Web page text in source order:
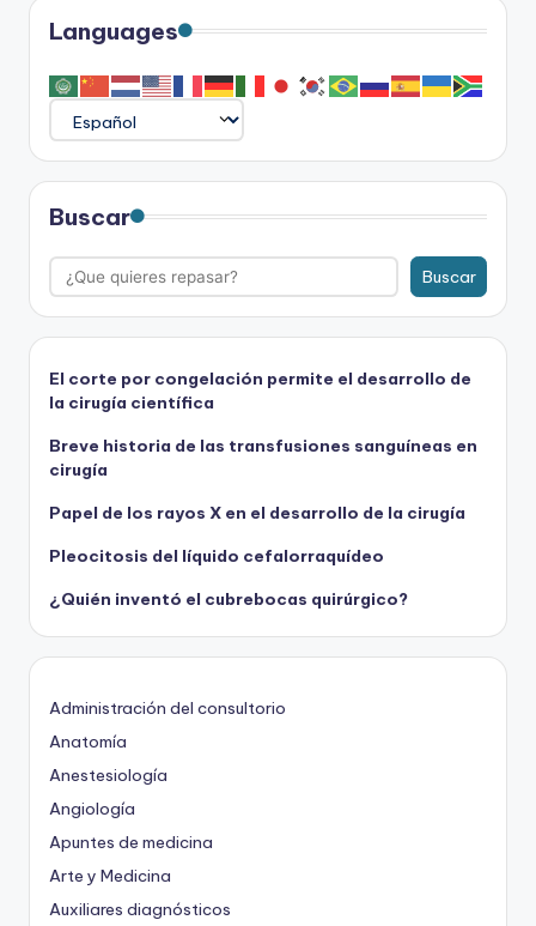
Languages
Buscar
Buscar
El corte por congelación permite el desarrollo de
la cirugía científica
Breve historia de las transfusiones sanguíneas en
cirugía
Papel de los rayos X en el desarrollo de la cirugía
Pleocitosis del líquido cefalorraquídeo
¿Quién inventó el cubrebocas quirúrgico?
Administración del consultorio
Anatomía
Anestesiología
Angiología
Apuntes de medicina
Arte y Medicina
Auxiliares diagnósticos